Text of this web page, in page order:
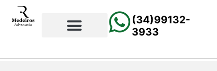
(34)99132-
3933